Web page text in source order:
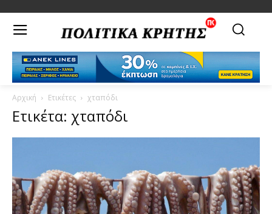
Αρχική Ετικέτες χταπόδι
Ετικέτα: χταπόδι